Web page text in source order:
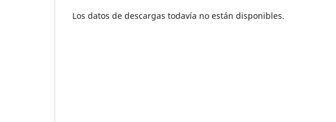
Los datos de descargas todavía no están disponibles.